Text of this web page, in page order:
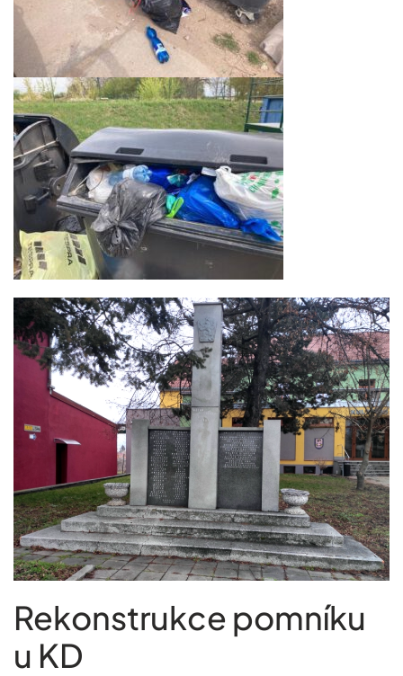
Rekonstrukce pomníku
u KD